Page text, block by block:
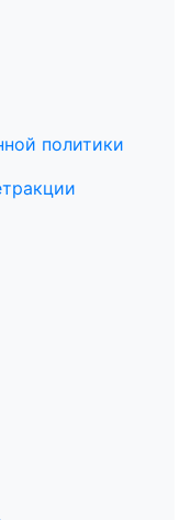
политики